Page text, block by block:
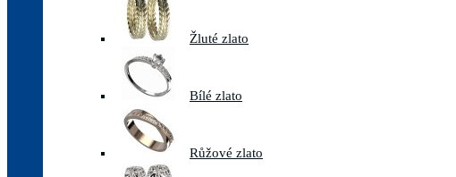
Žluté zlato
Bílé zlato
Růžové zlato